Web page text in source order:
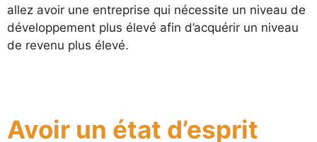
allez avoir une entreprise qui nécessite un niveau de
développement plus élevé afin d’acquérir un niveau
de revenu plus élevé.
Avoir un état d’esprit